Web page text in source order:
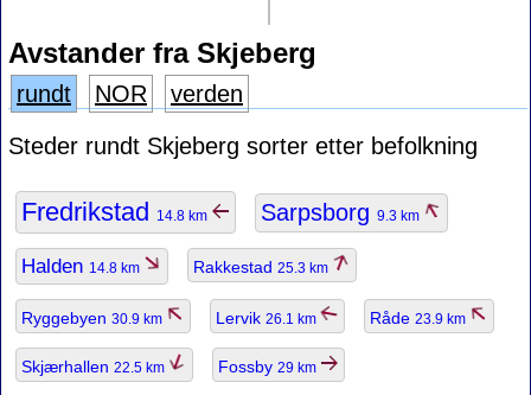
Avstander fra Skjeberg
rundt NOR
verden
Steder rundt Skjeberg sorter etter befolkning
Fredrikstad 14.8 km Sarpsborg 9.3 km
Halden 14.8 km Rakkestad 25.3 km
Ryggebyen 30.9 km Lervik 26.1 km Råde 23.9 km
Skjærhallen 22.5 km Fossby 29 km